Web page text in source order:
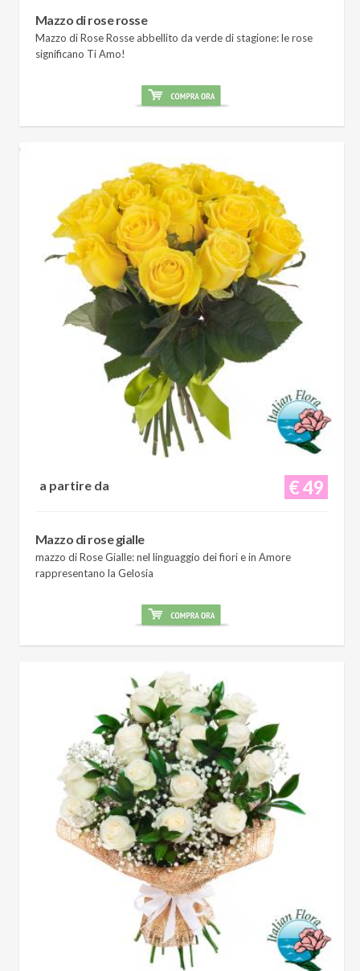
Mazzo di rose rosse
Mazzo di Rose Rosse abbellito da verde di stagione: le rose
significano Ti Amo!
€ 49
a partire da
Mazzo di rose gialle
mazzo di Rose Gialle: nel linguaggio dei fiori e in Amore
rappresentano la Gelosia